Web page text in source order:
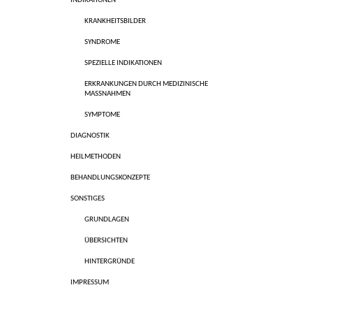
KRANKHEITSBILDER
SYNDROME
SPEZIELLE INDIKATIONEN
ERKRANKUNGEN DURCH MEDIZINISCHE
MASSNAHMEN
SYMPTOME
DIAGNOSTIK
HEILMETHODEN
BEHANDLUNGSKONZEPTE
SONSTIGES
GRUNDLAGEN
ÜBERSICHTEN
HINTERGRÜNDE
IMPRESSUM